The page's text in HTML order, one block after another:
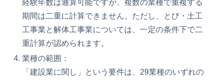
経験年数は通算可能ですが、複数の業種で重複する
期間は二重に計算できません。ただし、とび・土工
工事業と解体工事業については、一定の条件下で二
重計算が認められます。
業種の範囲：
「建設業に関し」という要件は、29業種のいずれの